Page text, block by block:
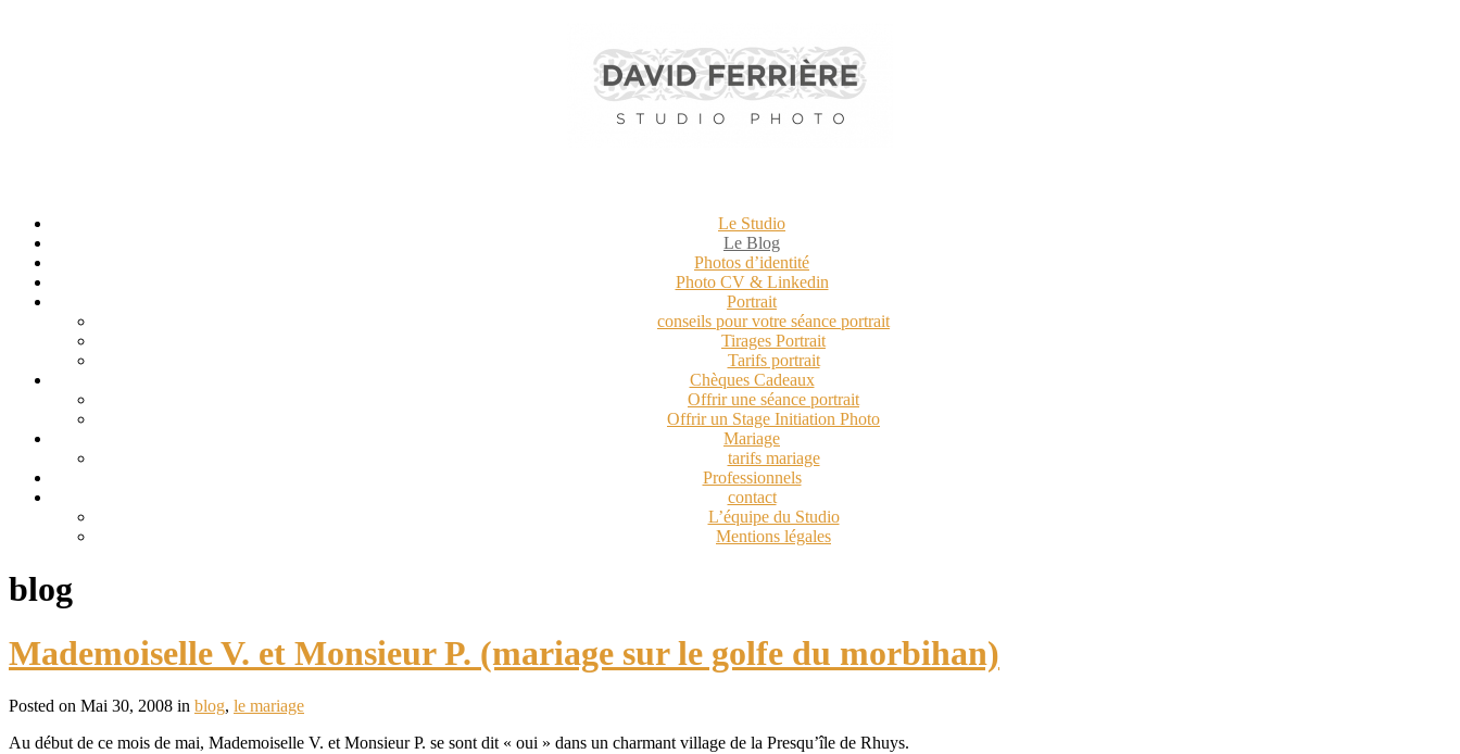
Le Studio
Le Blog
Photos d’identité
Photo CV & Linkedin
Portrait
conseils pour votre séance portrait
Tirages Portrait
Tarifs portrait
Chèques Cadeaux
Offrir une séance portrait
Offrir un Stage Initiation Photo
Mariage
tarifs mariage
Professionnels
contact
L’équipe du Studio
Mentions légales
blog
Mademoiselle V. et Monsieur P. (mariage sur le golfe du morbihan)
Posted on Mai 30, 2008 in blog, le mariage
Au début de ce mois de mai, Mademoiselle V. et Monsieur P. se sont dit « oui » dans un charmant village de la Presqu’île de Rhuys.